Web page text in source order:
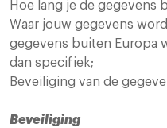
Hoe lang je de gegevens
Waar jouw gegevens
gegevens buiten Europa
dan specifiek;
Beveiliging van de
Beveiliging